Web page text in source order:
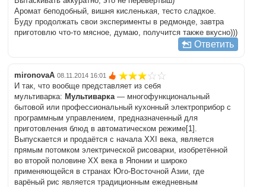
Аромат беподобный, вишня кисленькая, тесто сладкое.
Буду продолжать свои эксперименты в редмонде, завтра
приготовлю что-то мясное, думаю, получится также вкусно)))
Ответить
mironovaA 08.11.2014 16:01
И так, что вообще представляет из себя
мультиварка: Мультиварка— многофункциональный
бытовой или профессиональный кухонный электроприбор с
программным управлением, предназначенный для
приготовления блюд в автоматическом режиме[1].
Выпускается и продаётся с начала XXI века, является
прямым потомком электрической рисоварки, изобретённой
во второй половине XX века в Японии и широко
применяющейся в странах Юго-Восточной Азии, где
варёный рис является традиционным ежедневным